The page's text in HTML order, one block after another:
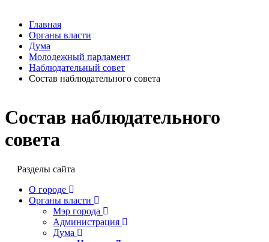
Состав наблюдательного
совета
Разделы сайта
О городе
Органы власти
Мэр города
Администрация
Дума
Главная
Органы власти
Дума
Молодежный парламент
Наблюдательный совет
Состав наблюдательного совета